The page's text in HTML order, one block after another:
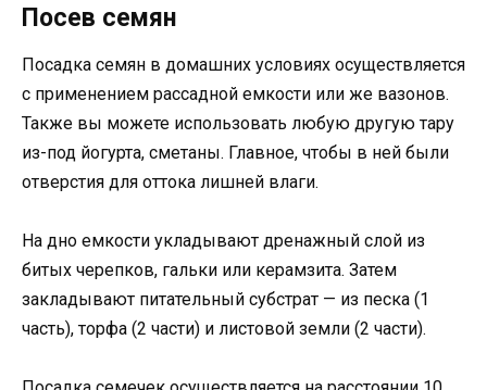
Посев семян
Посадка семян в домашних условиях осуществляется
с применением рассадной емкости или же вазонов.
Также вы можете использовать любую другую тару
из-под йогурта, сметаны. Главное, чтобы в ней были
отверстия для оттока лишней влаги.
На дно емкости укладывают дренажный слой из
битых черепков, гальки или керамзита. Затем
закладывают питательный субстрат — из песка (1
часть), торфа (2 части) и листовой земли (2 части).